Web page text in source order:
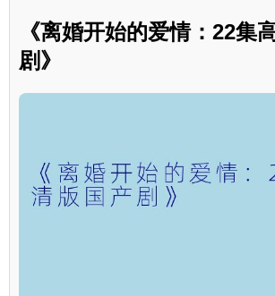
《离婚开始的爱情：22集
剧》